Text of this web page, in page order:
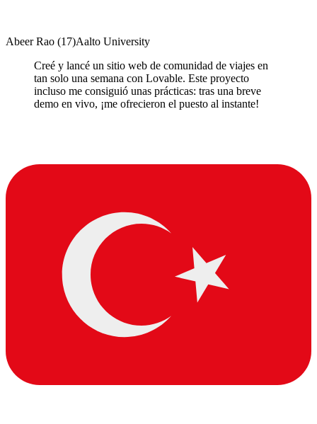
Abeer Rao (17)Aalto University
Creé y lancé un sitio web de comunidad de viajes en
tan solo una semana con Lovable. Este proyecto
incluso me consiguió unas prácticas: tras una breve
demo en vivo, ¡me ofrecieron el puesto al instante!